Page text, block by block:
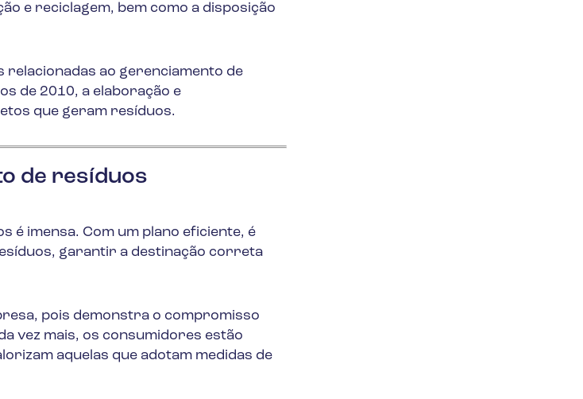
e reciclagem, bem como a disposição
relacionadas ao gerenciamento de
de 2010, a elaboração e
que geram resíduos.
de resíduos
é imensa. Com um plano eficiente, é
garantir a destinação correta
pois demonstra o compromisso
vez mais, os consumidores estão
aquelas que adotam medidas de